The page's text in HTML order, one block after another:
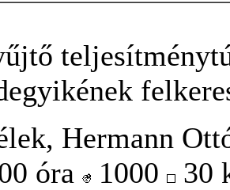
Hermann
óra
1000 30